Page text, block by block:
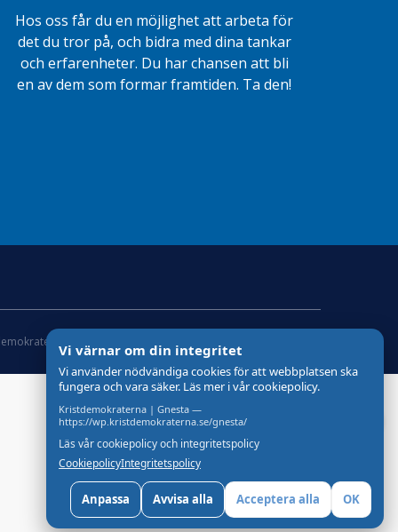
Hos oss får du en möjlighet att arbeta för
det du tror på, och bidra med dina tankar
och erfarenheter. Du har chansen att bli
en av dem som formar framtiden. Ta den!
🔊
Vi värnar om din integritet
Vi använder nödvändiga cookies för att webbplatsen ska
fungera och vara säker. Läs mer i vår cookiepolicy.
Kristdemokraterna | Gnesta —
https://wp.kristdemokraterna.se/gnesta/
Läs vår cookiepolicy och integritetspolicy
CookiepolicyIntegritetspolicy
Anpassa Avvisa alla Acceptera alla OK